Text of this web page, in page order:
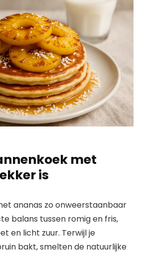
met
is
ananas zo onweerstaanbaar
balans tussen romig en fris,
en licht zuur. Terwijl je
bakt, smelten de natuurlijke